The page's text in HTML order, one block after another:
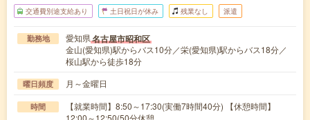
交通費別途支給あり 土日祝日が休み 残業なし 派遣
勤務地 愛知県名古屋市昭和区
金山(愛知県)駅からバス10分／栄(愛知県)駅からバス18分／
桜山駅から徒歩18分
曜日頻度 月～金曜日
時間
【就業時間】8:50～17:30(実働7時間40分) 【休憩時間】
12:00～12:50(50分休憩…